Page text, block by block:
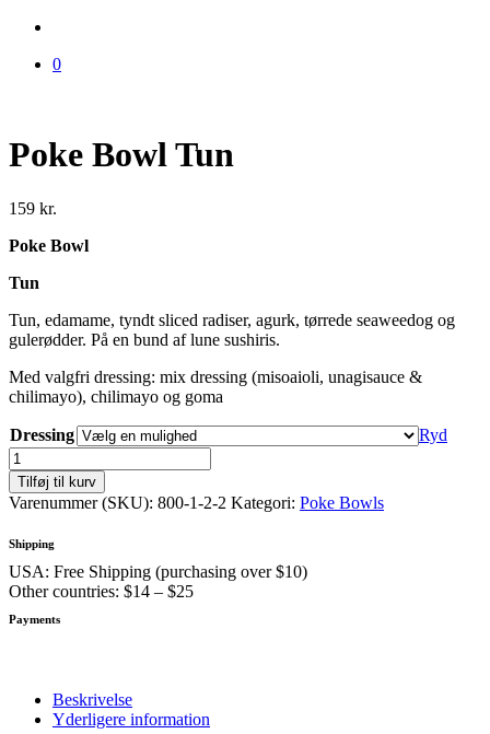
0
Poke Bowl Tun
159 kr.
Poke Bowl
Tun
Tun, edamame, tyndt sliced radiser, agurk, tørrede seaweedog og
gulerødder. På en bund af lune sushiris.
Med valgfri dressing: mix dressing (misoaioli, unagisauce &
chilimayo), chilimayo og goma
Dressing
Ryd
Poke
Bowl
Tun
antal
Tilføj til kurv
Varenummer (SKU): 800-1-2-2 Kategori: Poke Bowls
Shipping
USA: Free Shipping (purchasing over $10)
Other countries: $14 – $25
Payments
Beskrivelse
Yderligere information